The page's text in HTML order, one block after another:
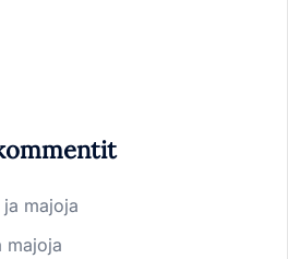
majoja
majoja